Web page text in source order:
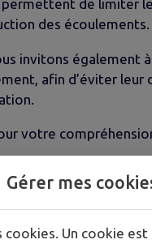
de limiter
des écoulements.
invitons également
afin d’éviter leur
votre
Gérer mes
cookies. Un cookie